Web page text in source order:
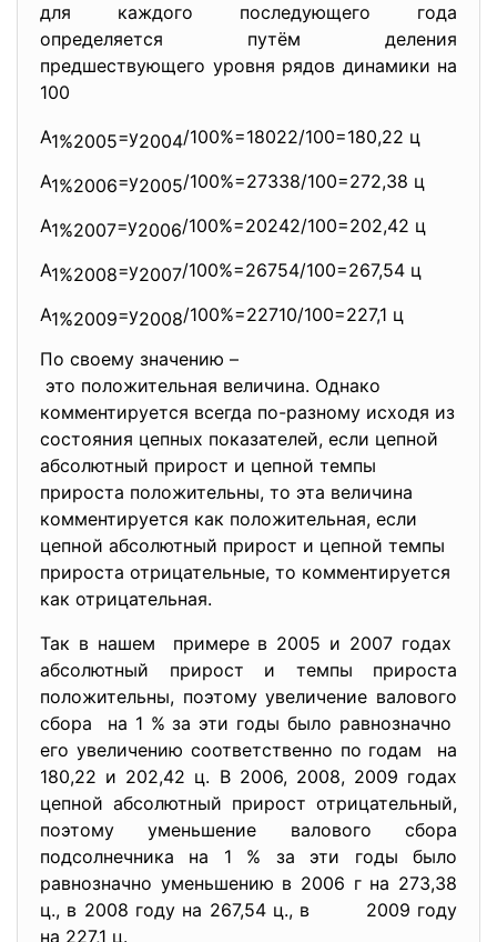
для каждого последующего года
определяется путём деления
предшествующего уровня рядов динамики на
100
А1%2005=у2004/100%=18022/100=180,22 ц
А1%2006=у2005/100%=27338/100=272,38 ц
А1%2007=у2006/100%=20242/100=202,42 ц
А1%2008=у2007/100%=26754/100=267,54 ц
А1%2009=у2008/100%=22710/100=227,1 ц
По своему значению –
это положительная величина. Однако
комментируется всегда по-разному исходя из
состояния цепных показателей, если цепной
абсолютный прирост и цепной темпы
прироста положительны, то эта величина
комментируется как положительная, если
цепной абсолютный прирост и цепной темпы
прироста отрицательные, то комментируется
как отрицательная.
Так в нашем примере в 2005 и 2007 годах
абсолютный прирост и темпы прироста
положительны, поэтому увеличение валового
сбора на 1 % за эти годы было равнозначно
его увеличению соответственно по годам на
180,22 и 202,42 ц. В 2006, 2008, 2009 годах
цепной абсолютный прирост отрицательный,
поэтому уменьшение валового сбора
подсолнечника на 1 % за эти годы было
равнозначно уменьшению в 2006 г на 273,38
ц., в 2008 году на 267,54 ц., в 2009 году
на 227,1 ц.